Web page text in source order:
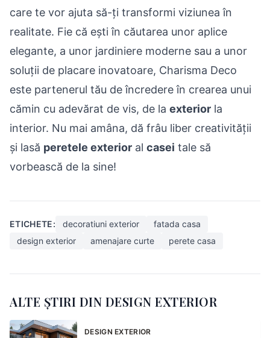
care te vor ajuta să-ți transformi viziunea în
realitate. Fie că ești în căutarea unor aplice
elegante, a unor jardiniere moderne sau a unor
soluții de placare inovatoare, Charisma Deco
este partenerul tău de încredere în crearea unui
cămin cu adevărat de vis, de la exterior la
interior. Nu mai amâna, dă frâu liber creativității
și lasă peretele exterior al casei tale să
vorbească de la sine!
ETICHETE: decoratiuni exterior
fatada casa
design exterior
amenajare curte perete casa
ALTE ȘTIRI DIN DESIGN EXTERIOR
DESIGN EXTERIOR